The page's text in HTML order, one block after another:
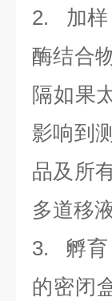
2. 加样
酶结合
隔如果
影响到
品及所
多道移
3. 孵育
的密闭